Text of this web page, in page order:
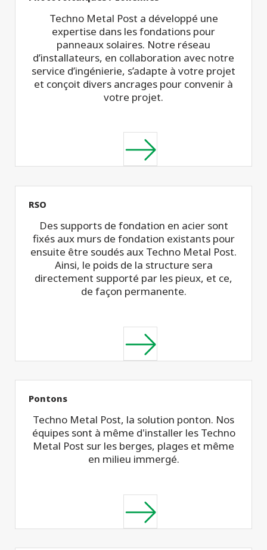
Techno Metal Post a développé une
expertise dans les fondations pour
panneaux solaires. Notre réseau
d’installateurs, en collaboration avec notre
service d’ingénierie, s’adapte à votre projet
et conçoit divers ancrages pour convenir à
votre projet.
RSO
Des supports de fondation en acier sont
fixés aux murs de fondation existants pour
ensuite être soudés aux Techno Metal Post.
Ainsi, le poids de la structure sera
directement supporté par les pieux, et ce,
de façon permanente.
Pontons
Techno Metal Post, la solution ponton. Nos
équipes sont à même d'installer les Techno
Metal Post sur les berges, plages et même
en milieu immergé.